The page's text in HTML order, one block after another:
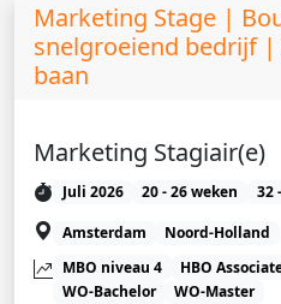
Marketing Stage |
snelgroeiend bedrijf |
baan
Marketing Stagiair(e)
Juli 2026 20 - 26 weken
32
Amsterdam
Noord-Holland
MBO niveau 4
HBO
WO-Bachelor
WO-Master